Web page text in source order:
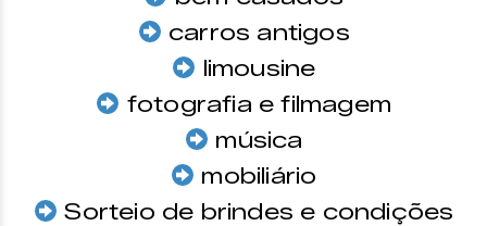
carros antigos
limousine
fotografia e filmagem
música
mobiliário
Sorteio de brindes e condições